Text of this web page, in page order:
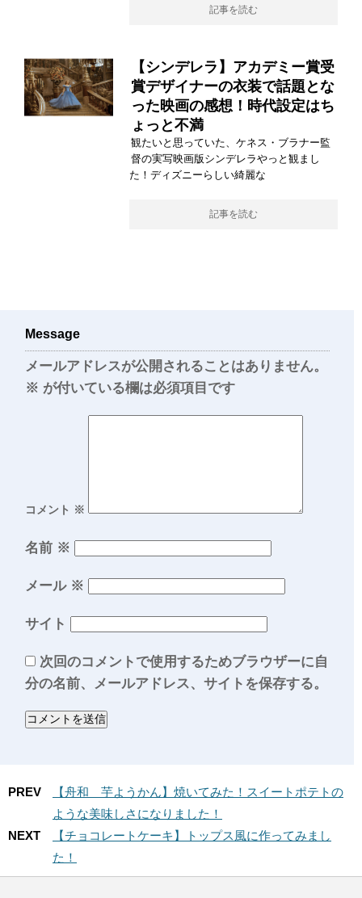
記事を読む
【シンデレラ】アカデミー賞受
賞デザイナーの衣装で話題とな
った映画の感想！時代設定はち
ょっと不満
観たいと思っていた、ケネス・ブラナー監
督の実写映画版シンデレラやっと観まし
た！ディズニーらしい綺麗な
記事を読む
Message
メールアドレスが公開されることはありません。
※ が付いている欄は必須項目です
コメント ※
名前 ※
メール ※
サイト
次回のコメントで使用するためブラウザーに自
分の名前、メールアドレス、サイトを保存する。
PREV
【舟和 芋ようかん】焼いてみた！スイートポテトの
ような美味しさになりました！
NEXT
【チョコレートケーキ】トップス風に作ってみまし
た！